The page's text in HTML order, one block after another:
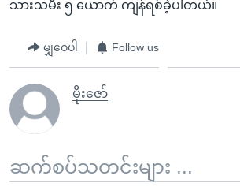
သားသမီး ၅ ယောက် ကျန်ရစ်ခဲ့ပါတယ်။
မျှဝေပါ Follow us
မိုးဇော်
ဆက်စပ်သတင်းများ ...